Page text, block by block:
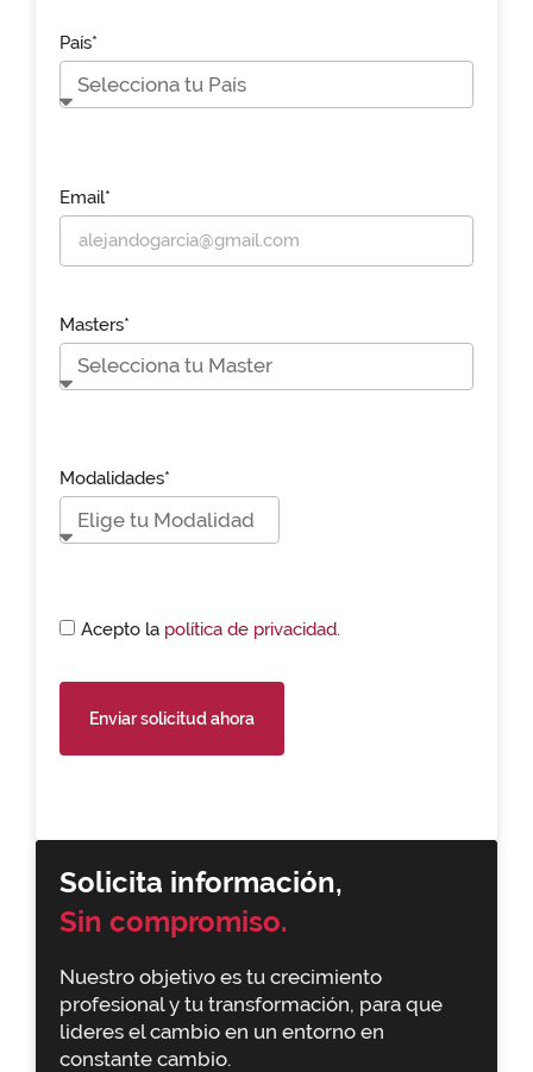
Solicita información,
Sin compromiso.
Nuestro objetivo es tu crecimiento
profesional y tu transformación, para que
lideres el cambio en un entorno en
constante cambio.
País*
Email*
Masters*
Modalidades*
Acepto la política de privacidad.
Enviar solicitud ahora